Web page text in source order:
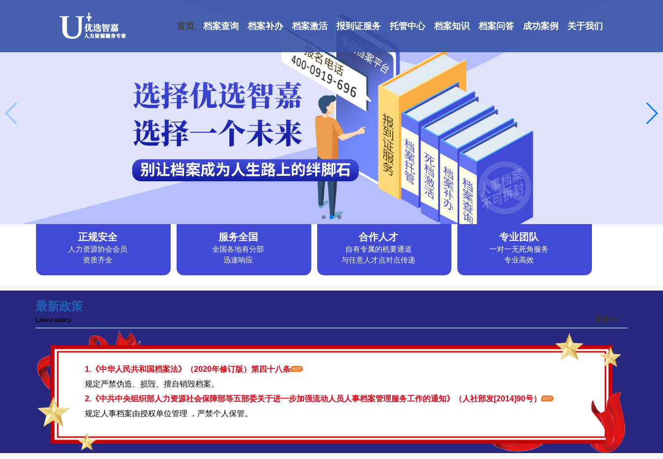
首页 档案查询 档案补办 档案激活 报到证服务 托管中心 档案知识 档案问答 成功案例 关于我们
正规安全
人力资源协会会员
资质齐全
服务全国
全国各地有分部
迅速响应
合作人才
自有专属的机要通道
与任意人才点对点传递
专业团队
一对一无死角服务
专业高效
最新政策
Latest pollcy 更多>>
1.《中华人民共和国档案法》（2020年修订版）第四十八条
规定严禁伪造、损毁、擅自销毁档案。
2.《中共中央组织部人力资源社会保障部等五部委关于进一步加强流动人员人事档案管理服务工作的通知》（人社部发[2014]90号）
规定人事档案由授权单位管理 ，严禁个人保管。